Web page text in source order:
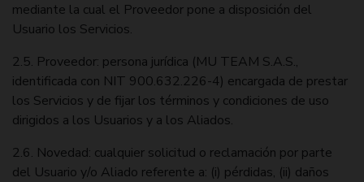
mediante la cual el Proveedor pone a disposición del
Usuario los Servicios.
2.5. Proveedor: persona jurídica (MU TEAM S.A.S.,
identificada con NIT 900.632.226-4) encargada de prestar
los Servicios y de fijar los términos y condiciones de uso
dirigidos a los Usuarios y a los Aliados.
2.6. Novedad: cualquier solicitud o reclamación por parte
del Usuario y/o Aliado referente a: (i) pérdidas, (ii) daños